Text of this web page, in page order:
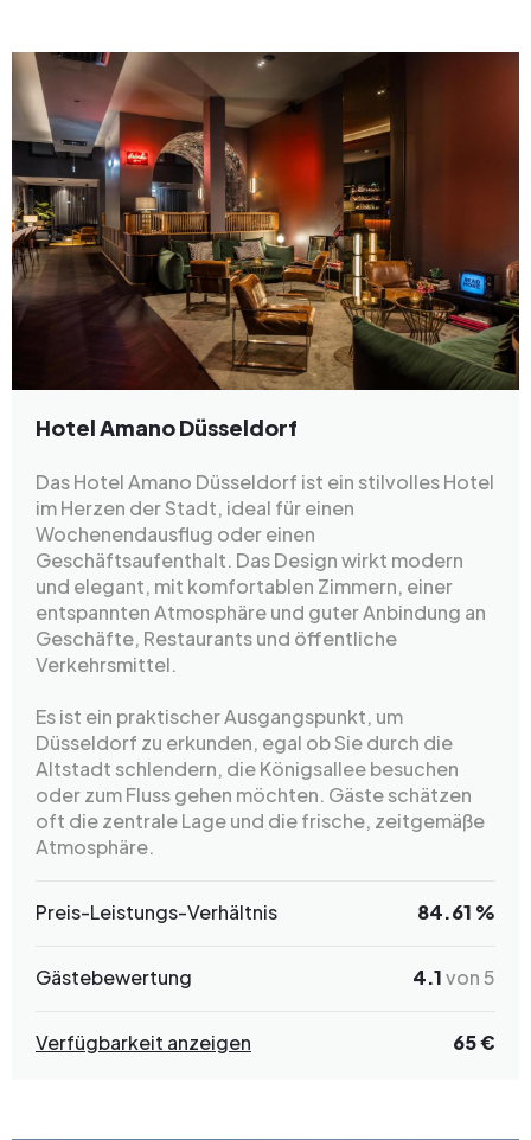
Hotel Amano Düsseldorf
Das Hotel Amano Düsseldorf ist ein stilvolles Hotel
im Herzen der Stadt, ideal für einen
Wochenendausflug oder einen
Geschäftsaufenthalt. Das Design wirkt modern
und elegant, mit komfortablen Zimmern, einer
entspannten Atmosphäre und guter Anbindung an
Geschäfte, Restaurants und öffentliche
Verkehrsmittel.
Es ist ein praktischer Ausgangspunkt, um
Düsseldorf zu erkunden, egal ob Sie durch die
Altstadt schlendern, die Königsallee besuchen
oder zum Fluss gehen möchten. Gäste schätzen
oft die zentrale Lage und die frische, zeitgemäße
Atmosphäre.
Preis-Leistungs-Verhältnis 84.61 %
Gästebewertung 4.1von 5
Verfügbarkeit anzeigen 65 €